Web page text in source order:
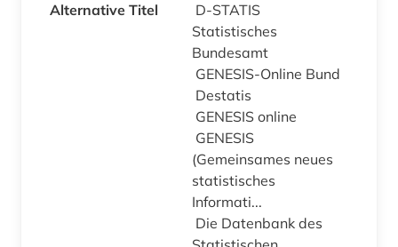
Alternative Titel
D-STATIS
Statistisches
Bundesamt
GENESIS-Online Bund
Destatis
GENESIS online
GENESIS
(Gemeinsames neues
statistisches
Informati...
Die Datenbank des